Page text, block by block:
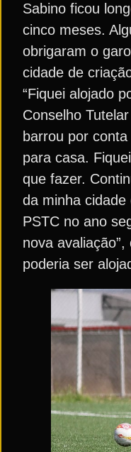
Sabino ficou
cinco meses.
obrigaram o
cidade de
“Fiquei alojado
Conselho
barrou por
para casa.
que fazer.
da minha
PSTC no ano
nova
poderia ser